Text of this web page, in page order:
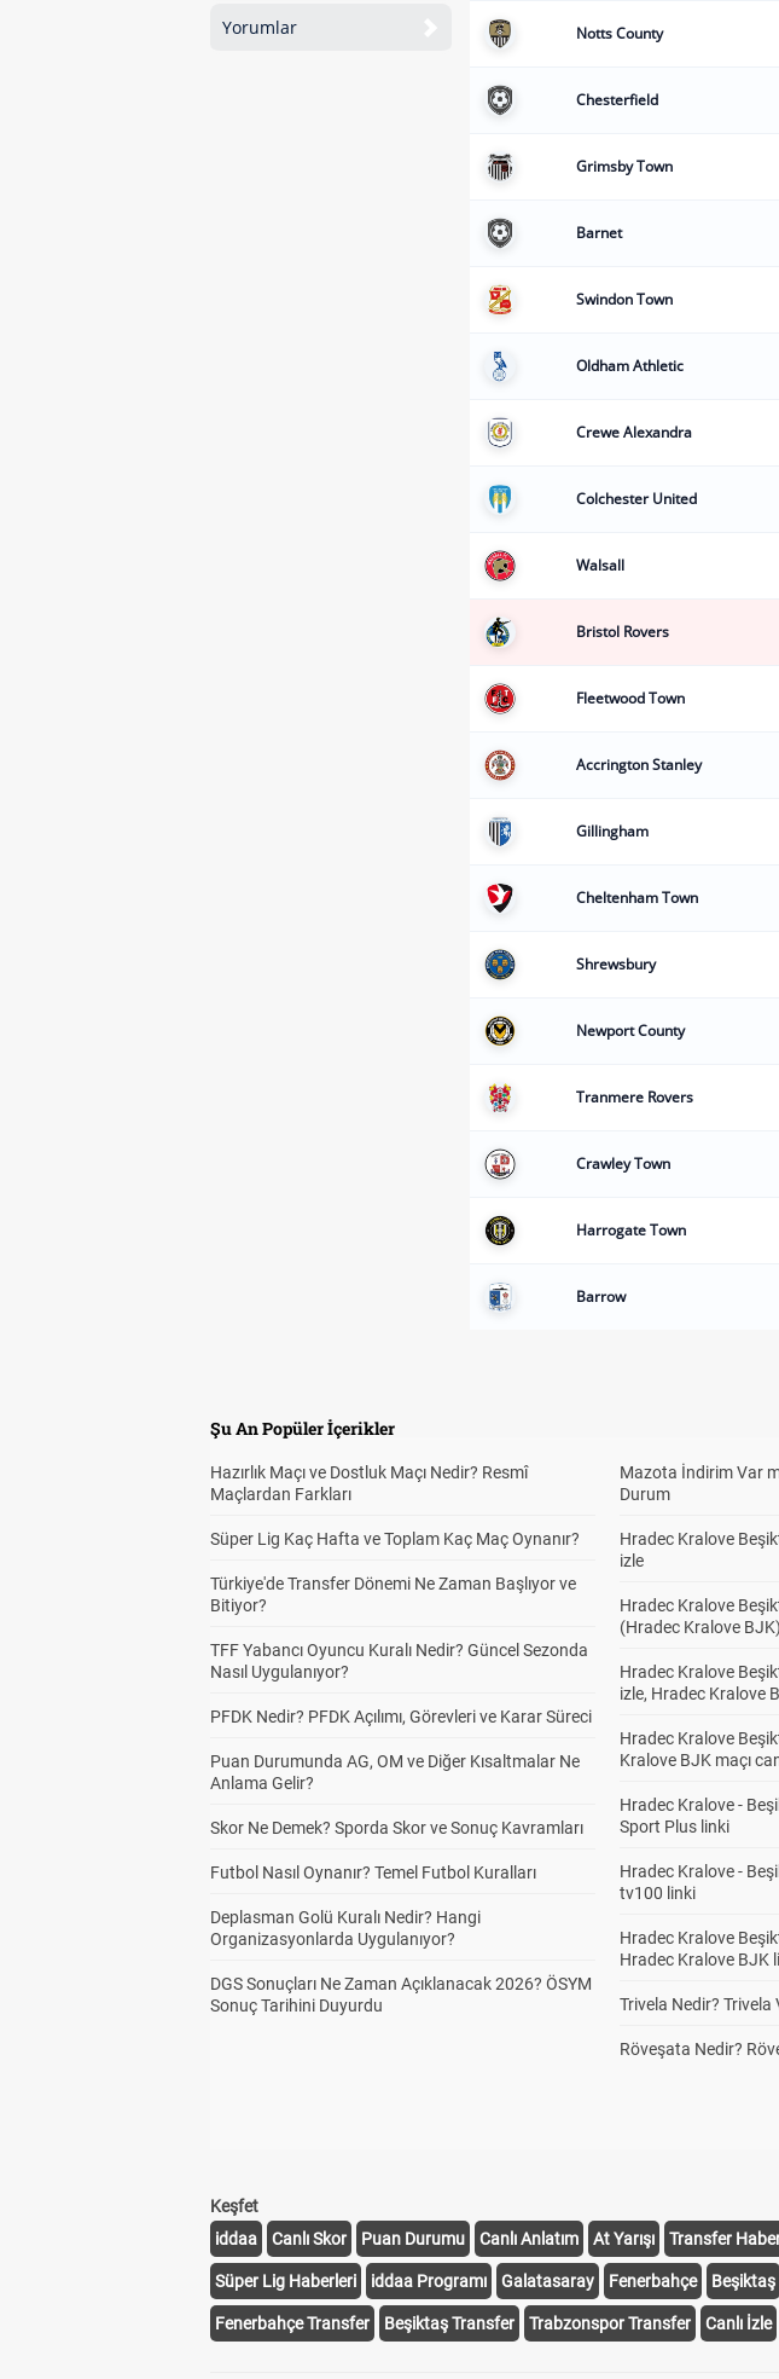
Yorumlar Notts County
Chesterfield
Grimsby Town
Barnet
Swindon Town
Oldham Athletic
Crewe Alexandra
Colchester United
Walsall
Bristol Rovers
Fleetwood Town
Accrington Stanley
Gillingham
Cheltenham Town
Shrewsbury
Newport County
Tranmere Rovers
Crawley Town
Harrogate Town
Barrow
Şu An Popüler İçerikler
Hazırlık Maçı ve Dostluk Maçı Nedir? Resmî
Maçlardan Farkları
Süper Lig Kaç Hafta ve Toplam Kaç Maç Oynanır?
Türkiye'de Transfer Dönemi Ne Zaman Başlıyor ve
Bitiyor?
TFF Yabancı Oyuncu Kuralı Nedir? Güncel Sezonda
Nasıl Uygulanıyor?
PFDK Nedir? PFDK Açılımı, Görevleri ve Karar Süreci
Puan Durumunda AG, OM ve Diğer Kısaltmalar Ne
Anlama Gelir?
Skor Ne Demek? Sporda Skor ve Sonuç Kavramları
Futbol Nasıl Oynanır? Temel Futbol Kuralları
Deplasman Golü Kuralı Nedir? Hangi
Organizasyonlarda Uygulanıyor?
DGS Sonuçları Ne Zaman Açıklanacak 2026? ÖSYM
Sonuç Tarihini Duyurdu
Mazota İndirim Var
Durum
Hradec Kralove
izle
Hradec Kralove
(Hradec Kralove BJK)
Hradec Kralove
izle, Hradec Kralove
Hradec Kralove
Kralove BJK maçı
Hradec Kralove -
Sport Plus linki
Hradec Kralove -
tv100 linki
Hradec Kralove
Hradec Kralove BJK
Trivela Nedir? Trivela
Röveşata Nedir?
Keşfet
iddaa
Canlı Skor Puan Durumu Canlı Anlatım At Yarışı Transfer
Süper Lig Haberleri iddaa Programı Galatasaray Fenerbahçe Beşiktaş
Fenerbahçe Transfer Beşiktaş Transfer Trabzonspor Transfer Canlı İzle